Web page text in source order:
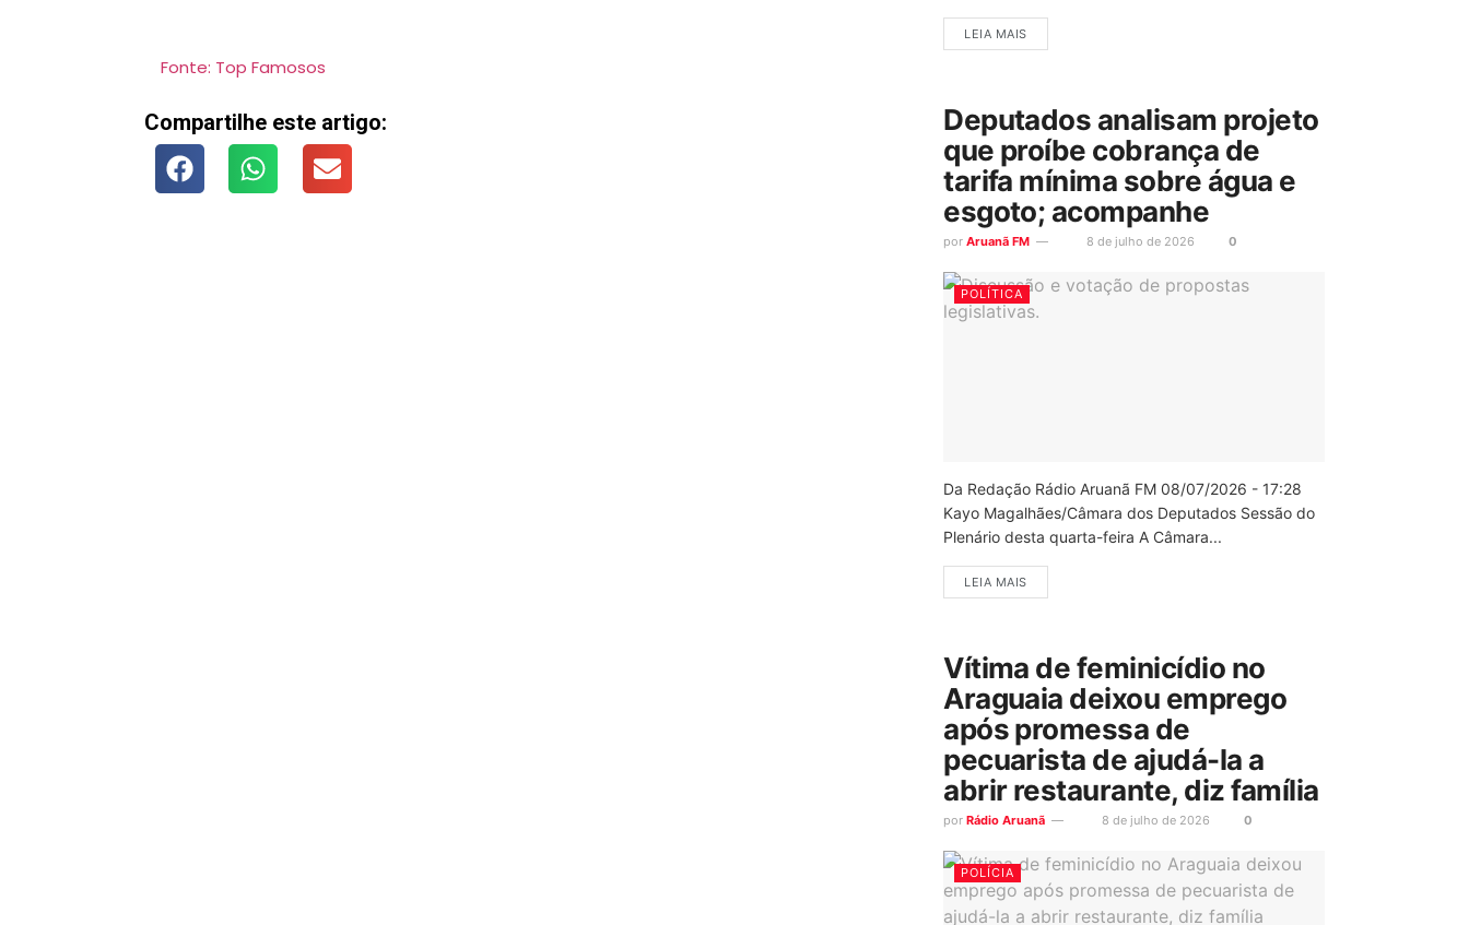
Fonte: Top Famosos
Compartilhe este artigo:
LEIA MAIS
Deputados analisam projeto
que proíbe cobrança de
tarifa mínima sobre água e
esgoto; acompanhe
por Aruanã FM 8 de julho de 2026 0
POLÍTICA
Da Redação Rádio Aruanã FM 08/07/2026 - 17:28
Kayo Magalhães/Câmara dos Deputados Sessão do
Plenário desta quarta-feira A Câmara...
LEIA MAIS
Vítima de feminicídio no
Araguaia deixou emprego
após promessa de
pecuarista de ajudá-la a
abrir restaurante, diz família
por Rádio Aruanã 8 de julho de 2026 0
POLÍCIA